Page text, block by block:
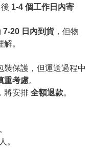
1-4 個工作日內寄
7-20 日內到貨，但物
。
裝保護，但運送過程中
重考慮。
將安排 全額退款。
。